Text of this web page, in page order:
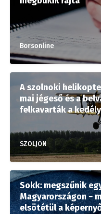
Borsonline
A szolnoki
mai jégeső és a
felkavarták a
SZOLJON
Sokk: megszűnik
Magyarországon −
elsötétül a